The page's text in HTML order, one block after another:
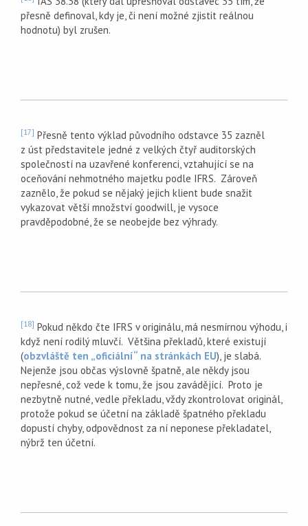
přesně definoval, kdy je, či není možné zjistit reálnou
hodnotu) byl zrušen.
[17] Přesně tento výklad původního odstavce 35 zazněl
z úst představitele jedné z velkých čtyř auditorských
společností na uzavřené konferenci, vztahující se na
oceňování nehmotného majetku podle IFRS. Zároveň
zaznělo, že pokud se nějaký jejich klient bude snažit
vykazovat větší množství goodwill, je vysoce
pravděpodobné, že se neobejde bez výhrady.
[18] Pokud někdo čte IFRS v originálu, má nesmírnou výhodu, i
když není rodilý mluvčí. Většina překladů, které existují
(obzvláště ten „oficiální“ na stránkách EU), je slabá.
Nejenže jsou občas výslovně špatně, ale někdy jsou
nepřesné, což vede k tomu, že jsou zavádějící. Proto je
nezbytně nutné, vedle překladu, vždy zkontrolovat originál,
protože pokud se účetní na základě špatného překladu
dopustí chyby, odpovědnost za ní neponese překladatel,
nýbrž ten účetní.